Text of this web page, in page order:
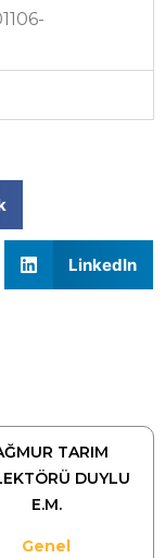
LinkedIn
TARIM
DUYLU
E.M.
Genel